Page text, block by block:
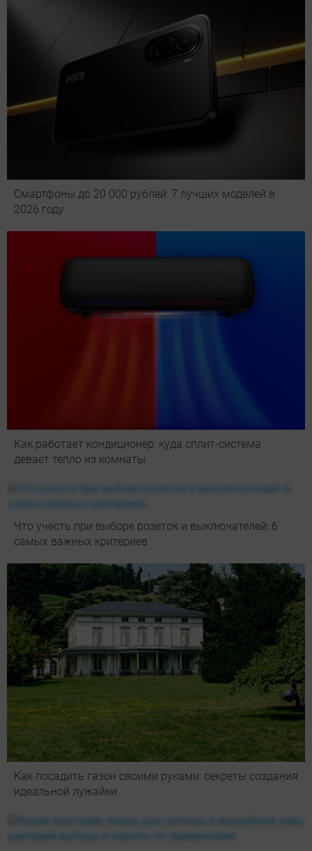
Смартфоны до 20 000 рублей: 7 лучших моделей в
2026 году
Как работает кондиционер: куда сплит-система
девает тепло из комнаты
Что учесть при выборе розеток и выключателей: 6
самых важных критериев
Как посадить газон своими руками: секреты создания
идеальной лужайки